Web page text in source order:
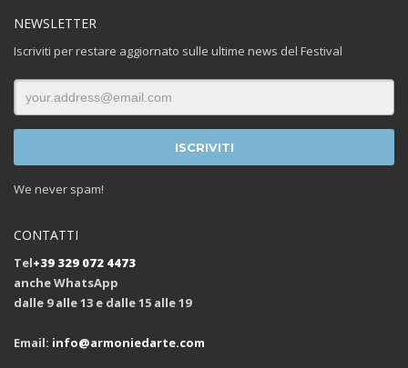
NEWSLETTER
Iscriviti per restare aggiornato sulle ultime news del Festival
We never spam!
CONTATTI
Tel+39 329 072 4473
anche WhatsApp
dalle 9 alle 13 e dalle 15 alle 19
Email: info@armoniedarte.com